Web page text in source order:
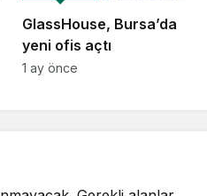
GlassHouse, Bursa’da
yeni ofis açtı
1 ay önce